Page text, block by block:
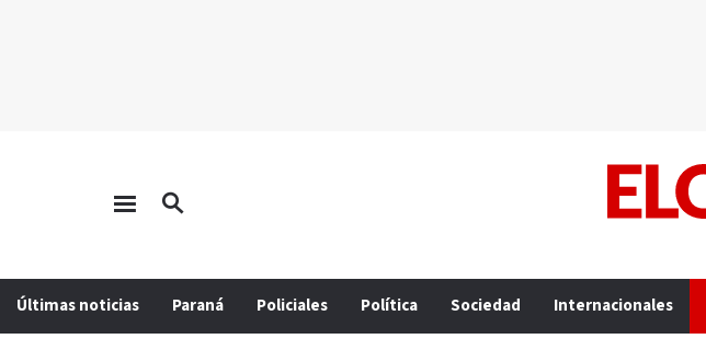
Últimas noticias Paraná Policiales Política Sociedad Internacionales